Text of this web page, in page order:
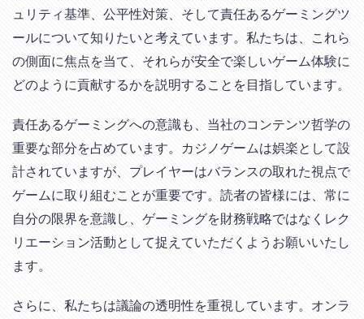
ュリティ基準、公平性対策、そして責任あるゲーミングツ
ールについて知りたいと考えています。私たちは、これら
の側面に焦点を当て、それらが安全で楽しいゲーム体験に
どのように貢献するかを説明することを目指しています。
責任あるゲーミングへの意識も、当社のコンテンツ哲学の
重要な部分を占めています。カジノゲームは娯楽として設
計されていますが、プレイヤーはバランスの取れた視点で
ゲームに取り組むことが重要です。読者の皆様には、常に
自分の限界を意識し、ゲーミングを財務戦略ではなくレク
リエーション活動として捉えていただくようお願いいたし
ます。
さらに、私たちは議論の透明性を重視しています。オンラ